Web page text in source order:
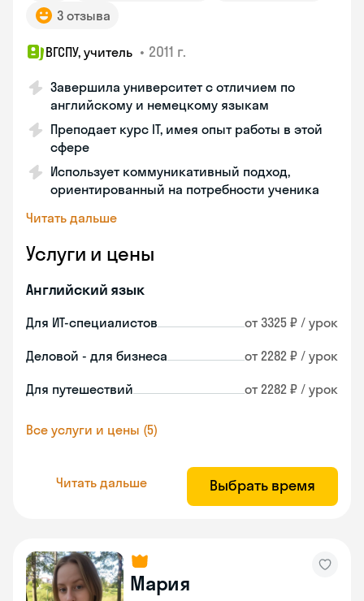
3 отзыва
ВГСПУ, учитель • 2011 г.
Завершила университет с отличием по
английскому и немецкому языкам
Преподает курс IT, имея опыт работы в этой
сфере
Использует коммуникативный подход,
ориентированный на потребности ученика
Читать дальше
Услуги и цены
Английский язык
Для ИТ-специалистов от 3325 ₽ / урок
Деловой - для бизнеса от 2282 ₽ / урок
Для путешествий от 2282 ₽ / урок
Все услуги и цены (5)
Читать дальше Выбрать время
Мария